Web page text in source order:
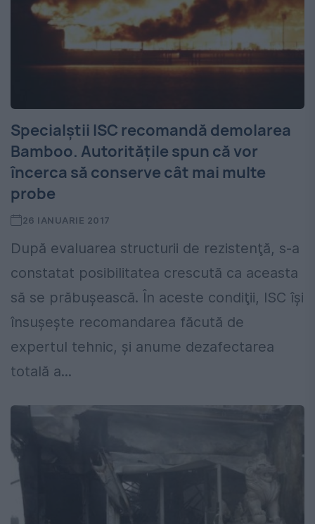
Specialştii ISC recomandă demolarea
Bamboo. Autorităţile spun că vor
încerca să conserve cât mai multe
probe
26 IANUARIE 2017
După evaluarea structurii de rezistenţă, s-a
constatat posibilitatea crescută ca aceasta
să se prăbuşească. În aceste condiţii, ISC îşi
însuşeşte recomandarea făcută de
expertul tehnic, şi anume dezafectarea
totală a...